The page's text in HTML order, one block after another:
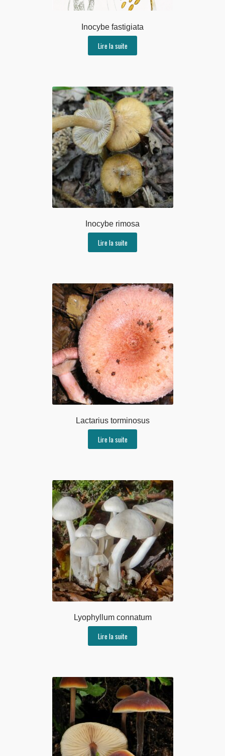
Inocybe fastigiata
Lire la suite
Inocybe rimosa
Lire la suite
Lactarius torminosus
Lire la suite
Lyophyllum connatum
Lire la suite